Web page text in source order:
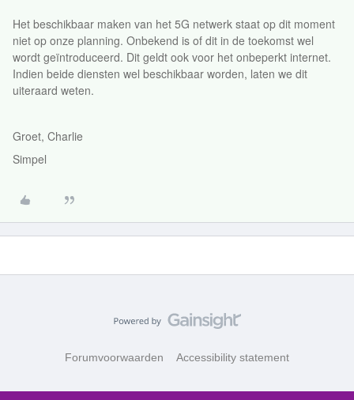
Het beschikbaar maken van het 5G netwerk staat op dit moment
niet op onze planning. Onbekend is of dit in de toekomst wel
wordt geïntroduceerd. Dit geldt ook voor het onbeperkt internet.
Indien beide diensten wel beschikbaar worden, laten we dit
uiteraard weten.
Groet, Charlie
Simpel
Forumvoorwaarden Accessibility statement